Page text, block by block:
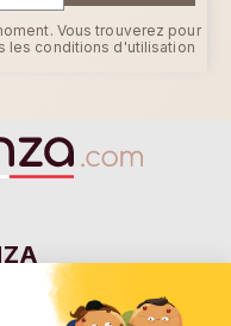
Vous trouverez pour
les conditions d'utilisation
Ducretet
- FRANCE